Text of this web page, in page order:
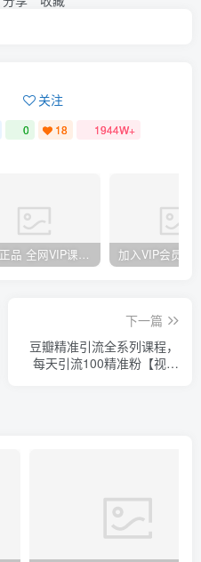
关注
0 18 1944W+
官方正品 全网VIP课程 无损下载~
下一篇
豆瓣精准引流全系列课程，
每天引流100精准粉【视频